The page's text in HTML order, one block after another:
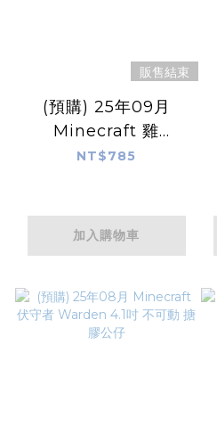
販售結束
(預購) 25年09月
Minecraft 雞
Chickens 3.6吋 不可
NT$785
加入購物車